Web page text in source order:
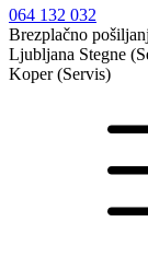
064 132 032
Brezplačno
Ljubljana Stegne
Koper (Servis)